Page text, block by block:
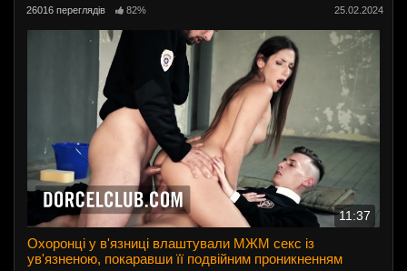
26016 переглядів 82% 25.02.2024
11:37
Охоронці у в'язниці влаштували МЖМ секс із
ув'язненою, покаравши її подвійним проникненням